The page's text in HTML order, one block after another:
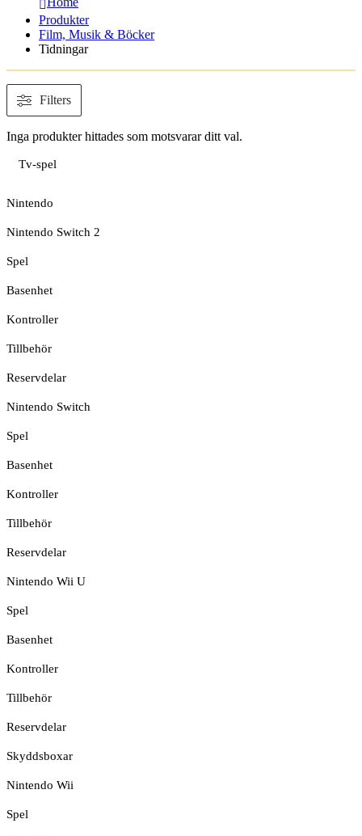
Produkter
Film, Musik & Böcker
Tidningar
Filters
Inga produkter hittades som motsvarar ditt val.
Tv-spel
Nintendo
Nintendo Switch 2
Spel
Basenhet
Kontroller
Tillbehör
Reservdelar
Nintendo Switch
Spel
Basenhet
Kontroller
Tillbehör
Reservdelar
Nintendo Wii U
Spel
Basenhet
Kontroller
Tillbehör
Reservdelar
Skyddsboxar
Nintendo Wii
Spel